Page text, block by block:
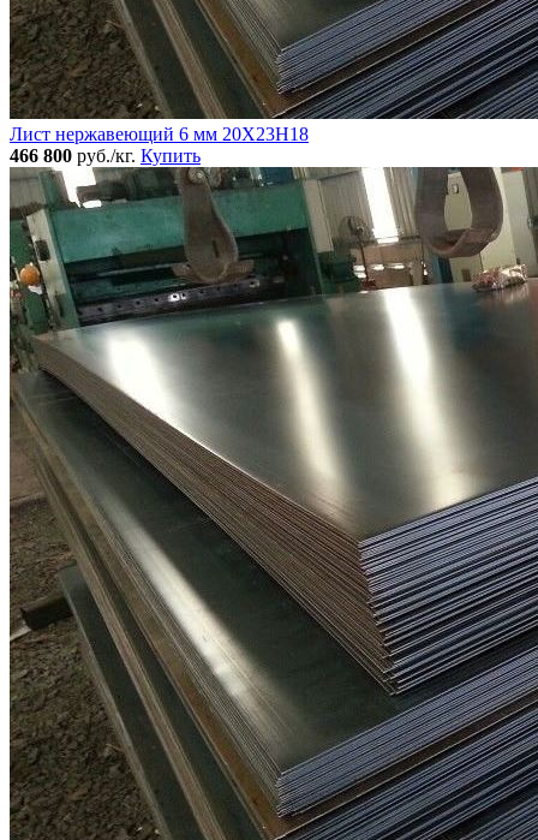
Лист нержавеющий 6 мм 20Х23Н18
466 800 руб./кг. Купить